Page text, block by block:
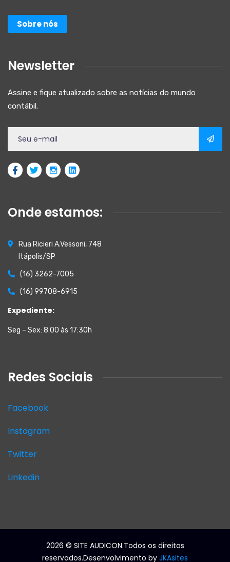
Sobre nós
Newsletter
Assine e fique atualizado sobre as notícias do mundo
contábil.
Onde estamos:
Rua Ricieri A.Vessoni, 748
Itápolis/SP
(16) 3262-7005
(16) 99708-6915
Expediente:
Seg – Sex: 8:00 às 17:30h
Redes Sociais
Facebook
Instagram
Twitter
Linkedin
2026 © SITE AUDICON.Todos os direitos
reservados.Desenvolvimento by JKAsites